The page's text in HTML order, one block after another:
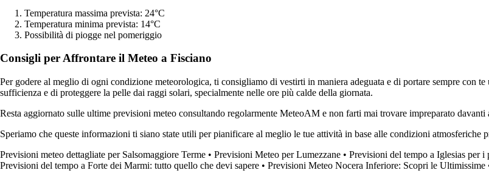
Temperatura massima prevista: 24°C
Temperatura minima prevista: 14°C
Possibilità di piogge nel pomeriggio
Consigli per Affrontare il Meteo a Fisciano
Per godere al meglio di ogni condizione meteorologica, ti consigliamo di vestirti in maniera adeguata e di portare sempre con
sufficienza e di proteggere la pelle dai raggi solari, specialmente nelle ore più calde della giornata.
Resta aggiornato sulle ultime previsioni meteo consultando regolarmente MeteoAM e non farti mai trovare impreparato
Speriamo che queste informazioni ti siano state utili per pianificare al meglio le tue attività in base alle condizioni atmosferiche
Previsioni meteo dettagliate per Salsomaggiore Terme • Previsioni Meteo per Lumezzane • Previsioni del tempo a Iglesias per i
Previsioni del tempo a Forte dei Marmi: tutto quello che devi sapere • Previsioni Meteo Nocera Inferiore: Scopri le Ultimissime